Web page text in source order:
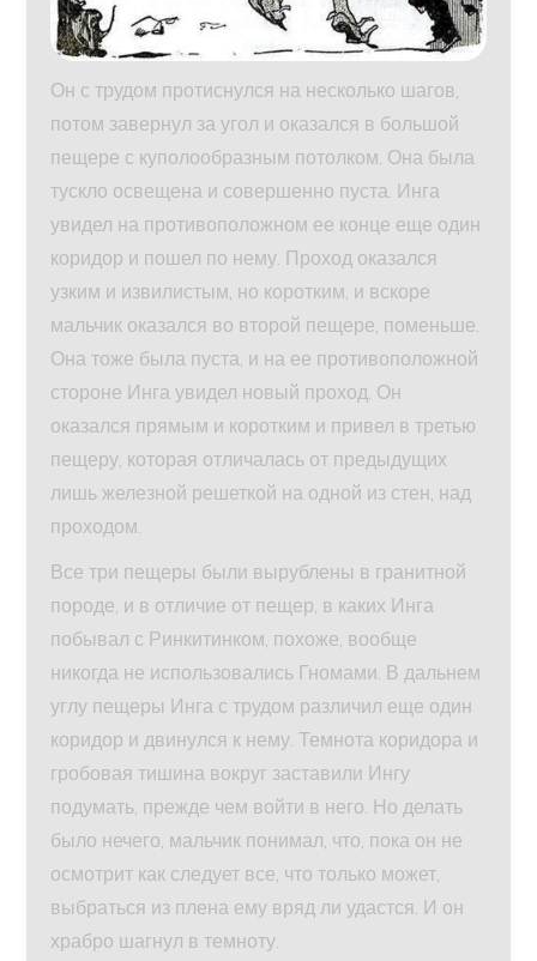
Он с трудом протиснулся на несколько шагов,
потом завернул за угол и оказался в большой
пещере с куполообразным потолком. Она была
тускло освещена и совершенно пуста. Инга
увидел на противоположном ее конце еще один
коридор и пошел по нему. Проход оказался
узким и извилистым, но коротким, и вскоре
мальчик оказался во второй пещере, поменьше.
Она тоже была пуста, и на ее противоположной
стороне Инга увидел новый проход. Он
оказался прямым и коротким и привел в третью
пещеру, которая отличалась от предыдущих
лишь железной решеткой на одной из стен, над
проходом.
Все три пещеры были вырублены в гранитной
породе, и в отличие от пещер, в каких Инга
побывал с Ринкитинком, похоже, вообще
никогда не использовались Гномами. В дальнем
углу пещеры Инга с трудом различил еще один
коридор и двинулся к нему. Темнота коридора и
гробовая тишина вокруг заставили Ингу
подумать, прежде чем войти в него. Но делать
было нечего, мальчик понимал, что, пока он не
осмотрит как следует все, что только может,
выбраться из плена ему вряд ли удастся. И он
храбро шагнул в темноту.